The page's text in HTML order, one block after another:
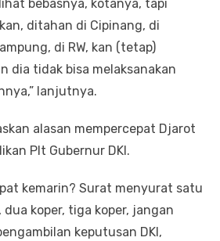
bebasnya, kotanya, tapi
ditahan di Cipinang, di
di RW, kan (tetap)
dia tidak bisa melaksanakan
lanjutnya.
alasan mempercepat Djarot
Plt Gubernur DKI.
kemarin? Surat menyurat satu
dua koper, tiga koper, jangan
keputusan DKI,